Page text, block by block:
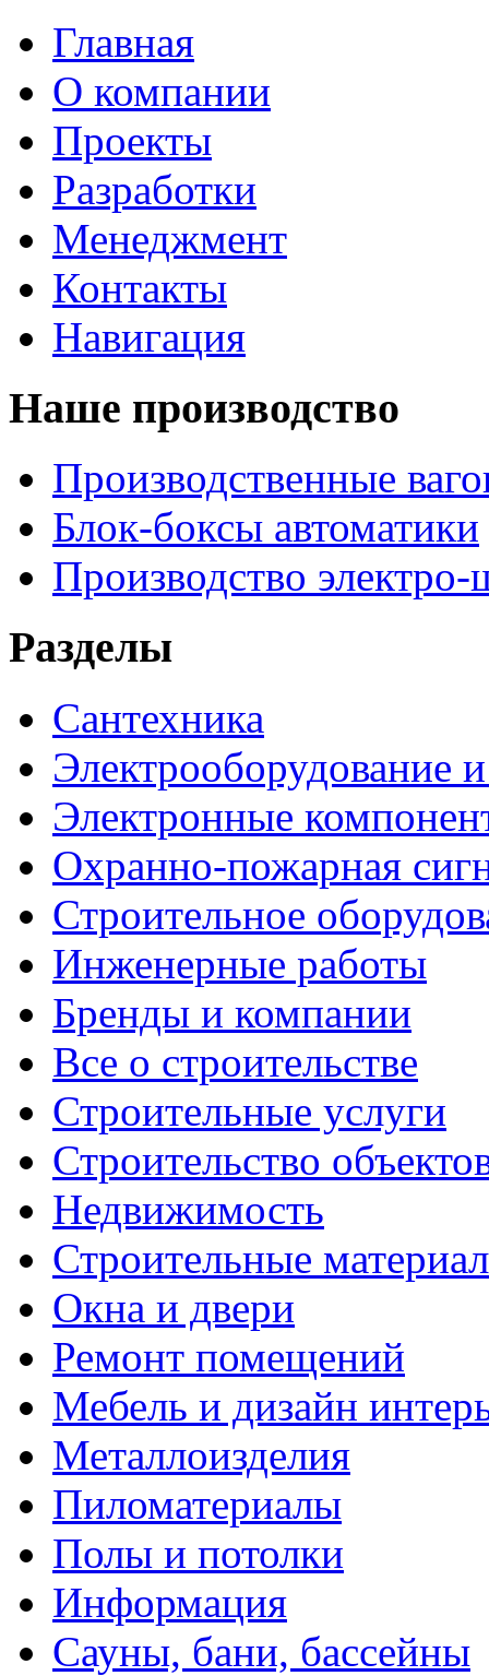
Главная
О компании
Проекты
Разработки
Менеджмент
Контакты
Навигация
Наше производство
Производственные
Блок-боксы автоматики
Производство
Разделы
Сантехника
Электрооборудование
Электронные
Охранно-пожарная
Строительное
Инженерные работы
Бренды и компании
Все о строительстве
Строительные услуги
Строительство
Недвижимость
Строительные
Окна и двери
Ремонт помещений
Мебель и дизайн
Металлоизделия
Пиломатериалы
Полы и потолки
Информация
Сауны, бани, бассейны